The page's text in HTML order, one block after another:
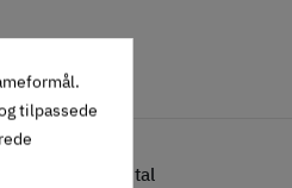
Antal
tilpassede